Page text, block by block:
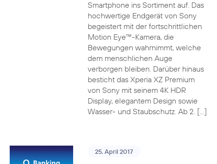
Smartphone ins Sortiment auf. Das
hochwertige Endgerät von Sony
begeistert mit der fortschrittlichen
Motion Eye™-Kamera, die
Bewegungen wahrnimmt, welche
dem menschlichen Auge
verborgen bleiben. Darüber hinaus
besticht das Xperia XZ Premium
von Sony mit seinem 4K HDR
Display, elegantem Design sowie
Wasser- und Staubschutz. Ab 2. […]
25. April 2017